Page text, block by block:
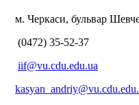
м. Черкаси, бульвар
(0472) 35-52-37
iif@vu.cdu.edu.ua